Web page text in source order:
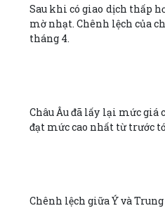
Sau khi có giao dịch thấp
mờ nhạt. Chênh lệch của
tháng 4.
Châu Âu đã lấy lại mức giá
đạt mức cao nhất từ trước
Chênh lệch giữa Ý và